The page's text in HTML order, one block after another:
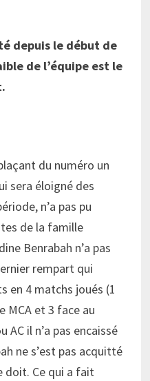
depuis le début de
de l’équipe est le
du numéro un
sera éloigné des
n’a pas pu
de la famille
Benrabah n’a pas
rempart qui
en 4 matchs joués (1
MCA et 3 face au
AC il n’a pas encaissé
ne s’est pas acquitté
doit. Ce qui a fait